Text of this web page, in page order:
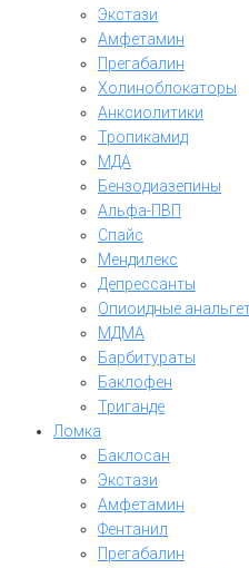
Экстази
Амфетамин
Прегабалин
Холиноблокаторы
Анксиолитики
Тропикамид
МДА
Бензодиазепины
Альфа-ПВП
Спайс
Мендилекс
Депрессанты
Опиоидные
МДМА
Барбитураты
Баклофен
Триганде
Ломка
Баклосан
Экстази
Амфетамин
Фентанил
Прегабалин